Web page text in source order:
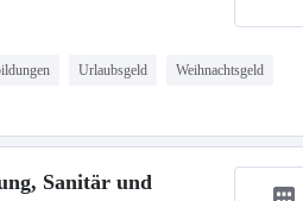
Urlaubsgeld Weihnachtsgeld
Sanitär und